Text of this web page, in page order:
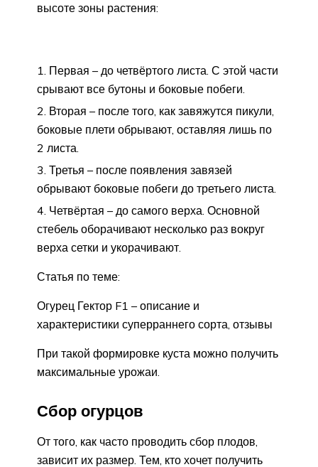
высоте зоны растения:
Первая – до четвёртого листа. С этой части
срывают все бутоны и боковые побеги.
Вторая – после того, как завяжутся пикули,
боковые плети обрывают, оставляя лишь по
2 листа.
Третья – после появления завязей
обрывают боковые побеги до третьего листа.
Четвёртая – до самого верха. Основной
стебель оборачивают несколько раз вокруг
верха сетки и укорачивают.
Статья по теме:
Огурец Гектор F1 – описание и
характеристики суперраннего сорта, отзывы
При такой формировке куста можно получить
максимальные урожаи.
Сбор огурцов
От того, как часто проводить сбор плодов,
зависит их размер. Тем, кто хочет получить